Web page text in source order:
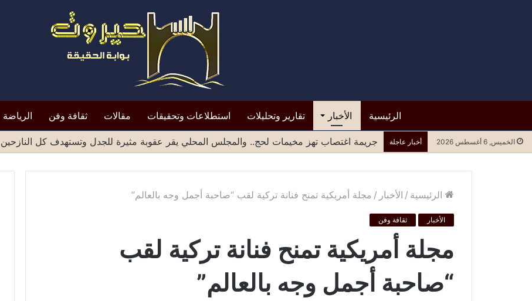
الرئيسية الأخبار تقارير وتحليلات استطلاعات وتحقيقات مقالات ثقافة وفن الرياضة
الخميس, 6 أغسطس 2026 أخبار عاجلة قرار من حكومة عدن بوقف تعميد الشهادات الصادرة من مناطق صنعاء يثير موجة انتقادات واسعة
الرئيسية / الأخبار / مجلة أمريكية تمنح فنانة تركية لقب “صاحبة أجمل وجه بالعالم”
الأخبار ثقافة وفن
مجلة أمريكية تمنح فنانة تركية لقب
“صاحبة أجمل وجه بالعالم”